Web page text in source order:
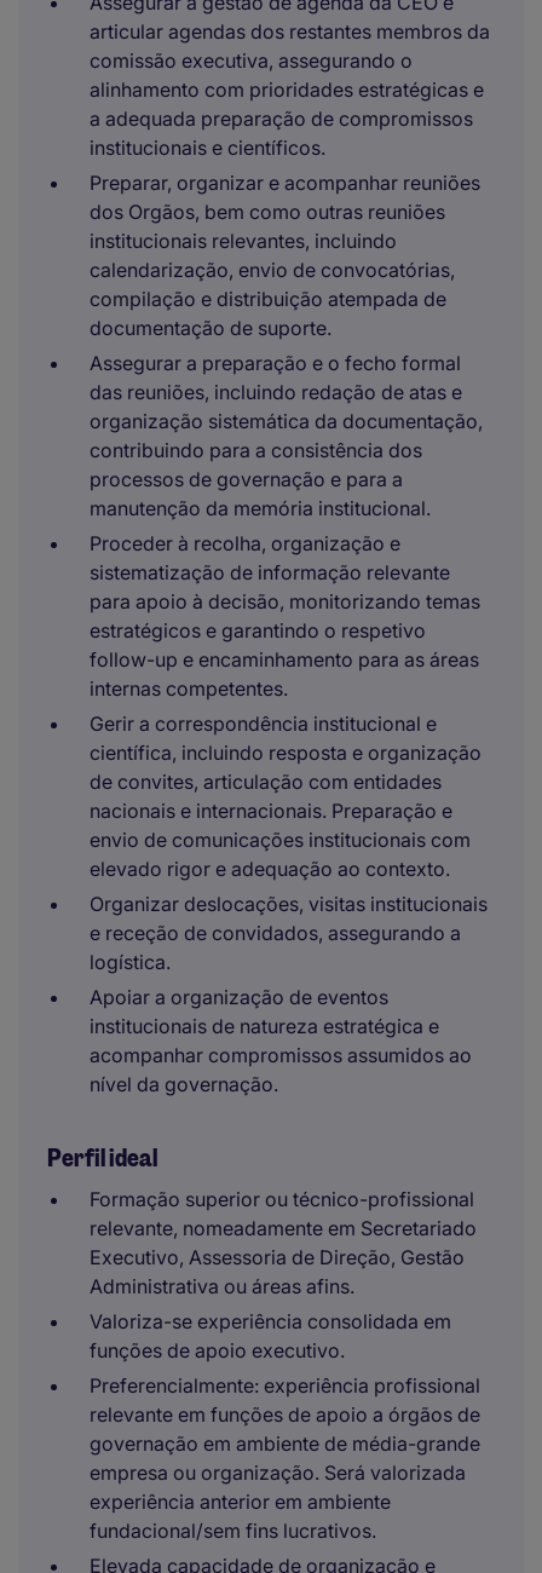
articular agendas dos restantes membros da
comissão executiva, assegurando o
alinhamento com prioridades estratégicas e
a adequada preparação de compromissos
institucionais e científicos.
Preparar, organizar e acompanhar reuniões
dos Orgãos, bem como outras reuniões
institucionais relevantes, incluindo
calendarização, envio de convocatórias,
compilação e distribuição atempada de
documentação de suporte.
Assegurar a preparação e o fecho formal
das reuniões, incluindo redação de atas e
organização sistemática da documentação,
contribuindo para a consistência dos
processos de governação e para a
manutenção da memória institucional.
Proceder à recolha, organização e
sistematização de informação relevante
para apoio à decisão, monitorizando temas
estratégicos e garantindo o respetivo
follow-up e encaminhamento para as áreas
internas competentes.
Gerir a correspondência institucional e
científica, incluindo resposta e organização
de convites, articulação com entidades
nacionais e internacionais. Preparação e
envio de comunicações institucionais com
elevado rigor e adequação ao contexto.
Organizar deslocações, visitas institucionais
e receção de convidados, assegurando a
logística.
Apoiar a organização de eventos
institucionais de natureza estratégica e
acompanhar compromissos assumidos ao
nível da governação.
Perfil ideal
Formação superior ou técnico-profissional
relevante, nomeadamente em Secretariado
Executivo, Assessoria de Direção, Gestão
Administrativa ou áreas afins.
Valoriza-se experiência consolidada em
funções de apoio executivo.
Preferencialmente: experiência profissional
relevante em funções de apoio a órgãos de
governação em ambiente de média-grande
empresa ou organização. Será valorizada
experiência anterior em ambiente
fundacional/sem fins lucrativos.
Elevada capacidade de organização e